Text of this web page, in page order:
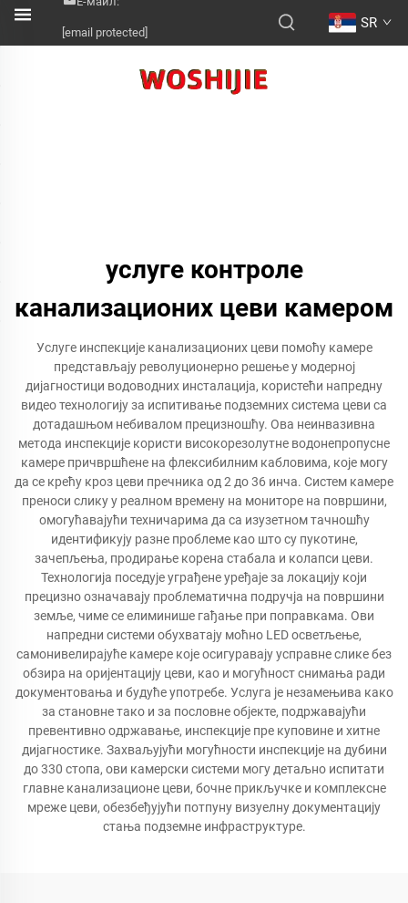
[email protected]
SR
услуге контроле
канализационих цеви камером
Услуге инспекције канализационих цеви помоћу камере
представљају револуционерно решење у модерној
дијагностици водоводних инсталација, користећи напредну
видео технологију за испитивање подземних система цеви са
дотадашњом небивалом прецизношћу. Ова неинвазивна
метода инспекције користи високорезолутне водонепропусне
камере причвршћене на флексибилним кабловима, које могу
да се крећу кроз цеви пречника од 2 до 36 инча. Систем камере
преноси слику у реалном времену на мониторе на површини,
омогућавајући техничарима да са изузетном тачношћу
идентификују разне проблеме као што су пукотине,
зачепљења, продирање корена стабала и колапси цеви.
Технологија поседује уграђене уређаје за локацију који
прецизно означавају проблематична подручја на површини
земље, чиме се елиминише гађање при поправкама. Ови
напредни системи обухватају моћно LED осветљење,
самонивелирајуће камере које осигуравају усправне слике без
обзира на оријентацију цеви, као и могућност снимања ради
документовања и будуће употребе. Услуга је незамењива како
за становне тако и за пословне објекте, подржавајући
превентивно одржавање, инспекције пре куповине и хитне
дијагностике. Захваљујући могућности инспекције на дубини
до 330 стопа, ови камерски системи могу детаљно испитати
главне канализационе цеви, бочне прикључке и комплексне
мреже цеви, обезбеђујући потпуну визуелну документацију
стања подземне инфраструктуре.